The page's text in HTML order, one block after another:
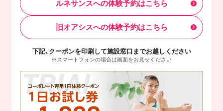
ルネサンスへの体験予約はこちら
旧オアシスへの体験予約はこちら
下記、クーポンを印刷して施設窓口までお越しください
※スマートフォンの場合は画面をお見せください